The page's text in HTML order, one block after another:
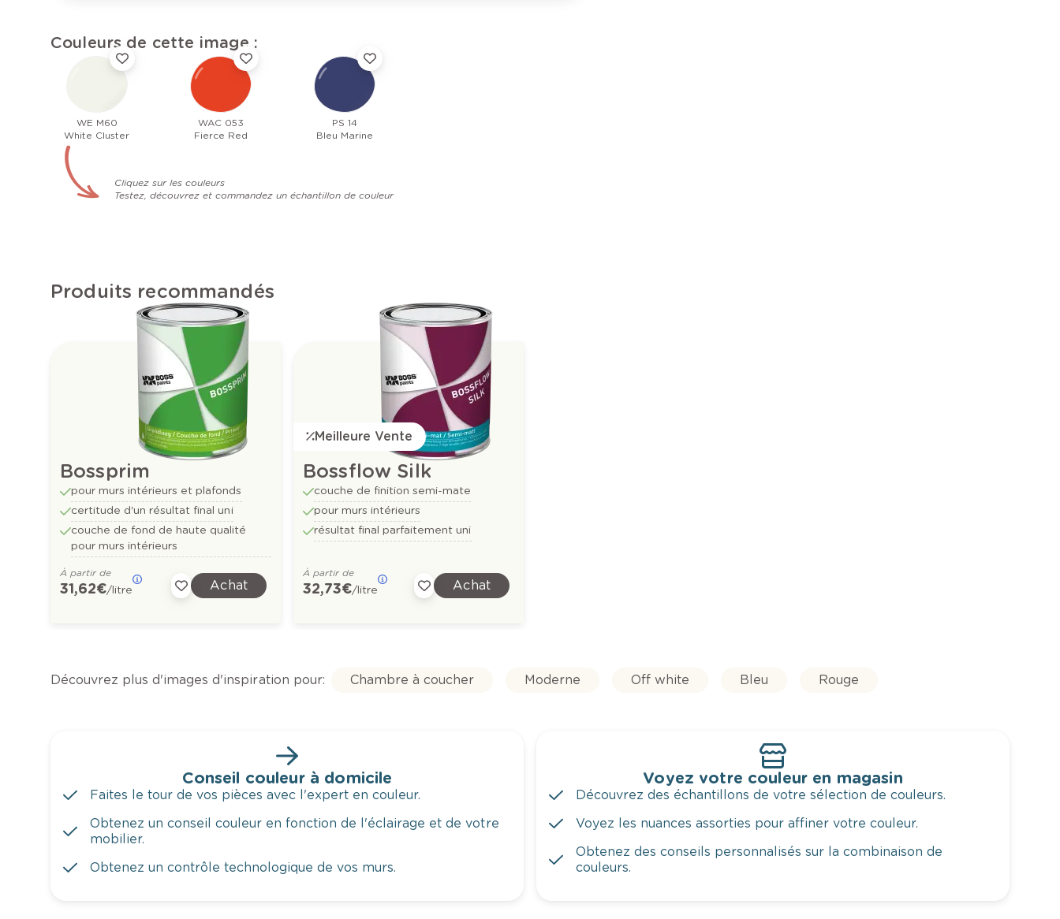
Couleurs de cette image :
WE M60
White Cluster
WAC 053
Fierce Red
PS 14
Bleu Marine
Cliquez sur les couleurs
Testez, découvrez et commandez un échantillon de couleur
Produits recommandés
Bossprim
pour murs intérieurs et plafonds
certitude d'un résultat final uni
couche de fond de haute qualité
pour murs intérieurs
À partir de
31,62 €/litre Achat
Meilleure Vente
Bossflow Silk
couche de finition semi-mate
pour murs intérieurs
résultat final parfaitement uni
À partir de
32,73 €/litre Achat
Découvrez plus d'images d'inspiration pour: Chambre à coucher Moderne Off white Bleu Rouge
Conseil couleur à domicile
Faites le tour de vos pièces avec l'expert en couleur.
Obtenez un conseil couleur en fonction de l'éclairage et de votre
mobilier.
Obtenez un contrôle technologique de vos murs.
Voyez votre couleur en magasin
Découvrez des échantillons de votre sélection de couleurs.
Voyez les nuances assorties pour affiner votre couleur.
Obtenez des conseils personnalisés sur la combinaison de
couleurs.